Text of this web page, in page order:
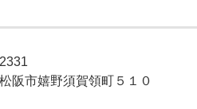
阪市嬉野須賀領町５１０